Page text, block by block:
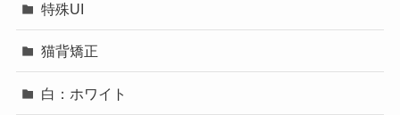
特殊UI
猫背矯正
白：ホワイト